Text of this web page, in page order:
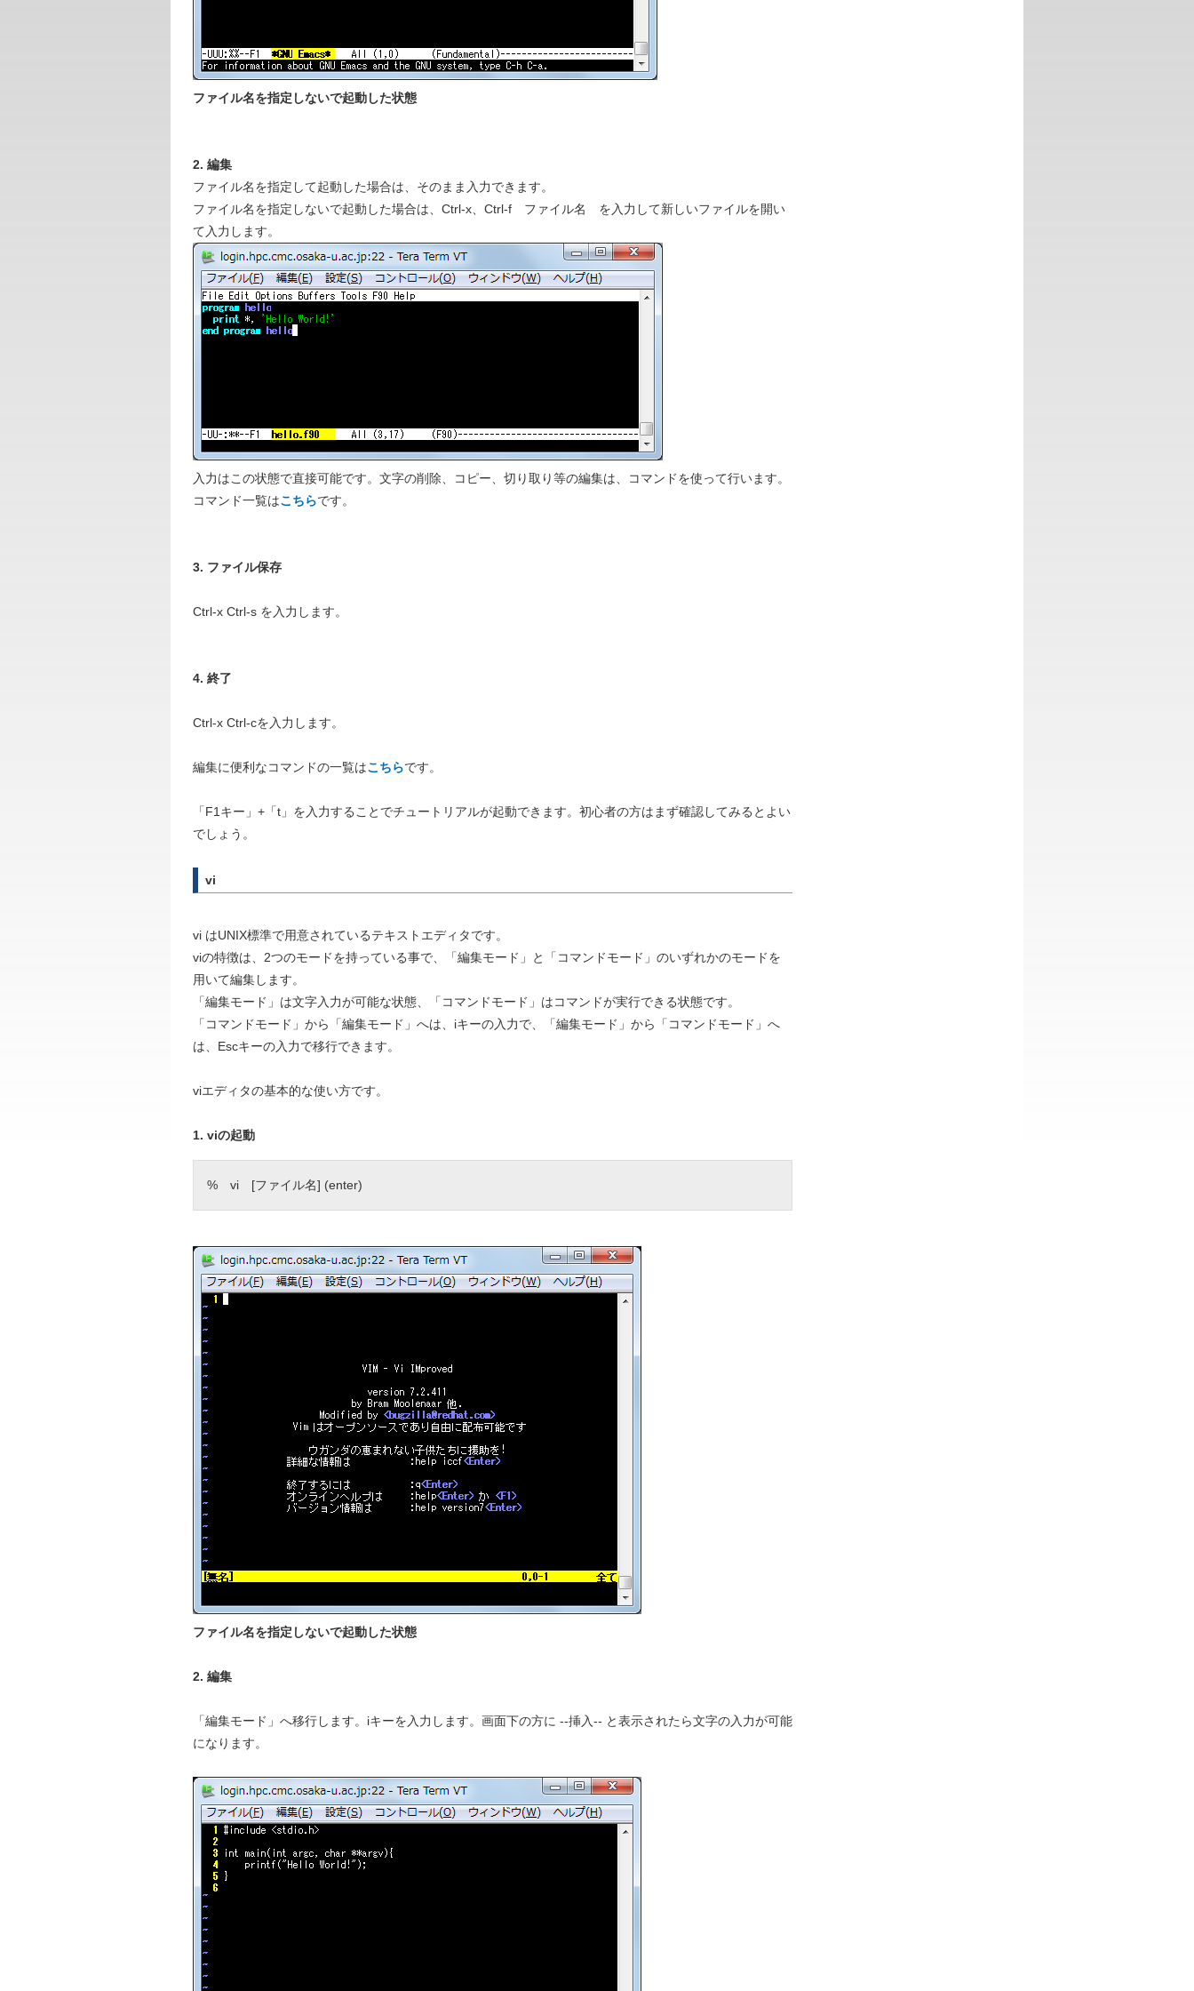
ファイル名を指定しないで起動した状態
2. 編集
ファイル名を指定して起動した場合は、そのまま入力できます。
ファイル名を指定しないで起動した場合は、Ctrl-x、Ctrl-f ファイル名 を入力して新しいファイルを開い
て入力します。
入力はこの状態で直接可能です。文字の削除、コピー、切り取り等の編集は、コマンドを使って行います。
コマンド一覧はこちらです。
3. ファイル保存
Ctrl-x Ctrl-s を入力します。
4. 終了
Ctrl-x Ctrl-cを入力します。
編集に便利なコマンドの一覧はこちらです。
「F1キー」+「t」を入力することでチュートリアルが起動できます。初心者の方はまず確認してみるとよい
でしょう。
vi
vi はUNIX標準で用意されているテキストエディタです。
viの特徴は、2つのモードを持っている事で、「編集モード」と「コマンドモード」のいずれかのモードを
用いて編集します。
「編集モード」は文字入力が可能な状態、「コマンドモード」はコマンドが実行できる状態です。
「コマンドモード」から「編集モード」へは、iキーの入力で、「編集モード」から「コマンドモード」へ
は、Escキーの入力で移行できます。
viエディタの基本的な使い方です。
1. viの起動
% vi [ファイル名] (enter)
ファイル名を指定しないで起動した状態
2. 編集
「編集モード」へ移行します。iキーを入力します。画面下の方に --挿入-- と表示されたら文字の入力が可能
になります。